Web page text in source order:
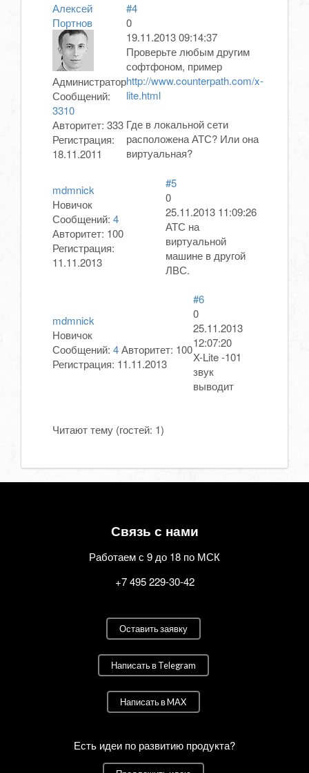
Алексей
Портнов
Администратор
Сообщений:
3310
Авторитет: 333
Регистрация:
18.11.2011
#4
0
19.11.2013 09:14:37
Проверьте любым другим
софтфоном, пример
http://www.counterpath.com/x-
lite.html
Где в локальной сети
расположена АТС? Или она
виртуальная?
mdmnick
Новичок
Сообщений: 4
Авторитет: 100
Регистрация:
11.11.2013
#5
0
25.11.2013 11:09:26
АТС на
виртуальной
машине в другой
ЛВС.
mdmnick
Новичок
Сообщений: 4Авторитет: 100
Регистрация: 11.11.2013
#6
0
25.11.2013
12:07:20
X-Lite -101
звук
выводит
Читают тему (гостей: 1)
Связь с нами
Работаем с 9 до 18 по МСК
+7 495 229-30-42
Оставить заявку
Написать в Telegram
Написать в MAX
Есть идеи по развитию продукта?